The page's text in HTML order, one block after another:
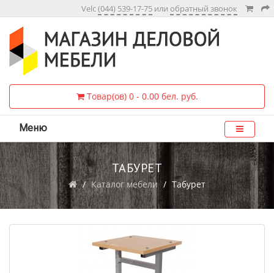
Velc(044) 539-17-75 или обратный звонок
Товар(ов) 0 - 0.00 бел. руб.
Меню
ТАБУРЕТ
Каталог мебели Табурет